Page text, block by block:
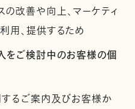
の改善や向上、マーケティ
用、提供するため
をご検討中のお客様の個
するご案内及びお客様か